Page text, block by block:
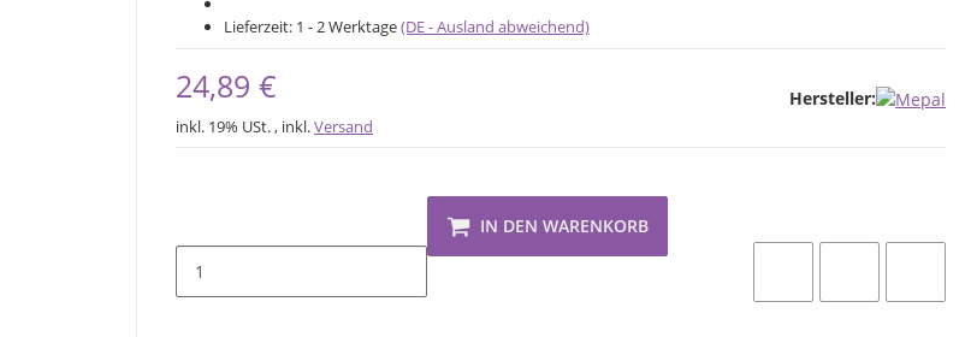
Lieferzeit: 1 - 2 Werktage(DE - Ausland abweichend)
24,89 €
inkl. 19% USt. , inkl.Versand
Hersteller:
IN DEN WARENKORB